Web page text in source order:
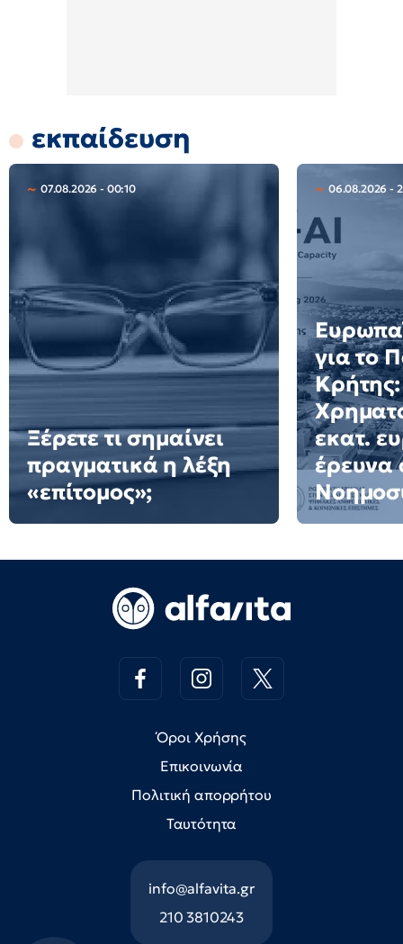
εκπαίδευση
07.08.2026 - 00:10
Ξέρετε τι σημαίνει
πραγματικά η λέξη
«επίτομος»;
06.08.2026 -
για το
Κρήτης:
εκατ.
έρευνα
Όροι Χρήσης
Επικοινωνία
Πολιτική απορρήτου
Ταυτότητα
info@alfavita.gr
210 3810243